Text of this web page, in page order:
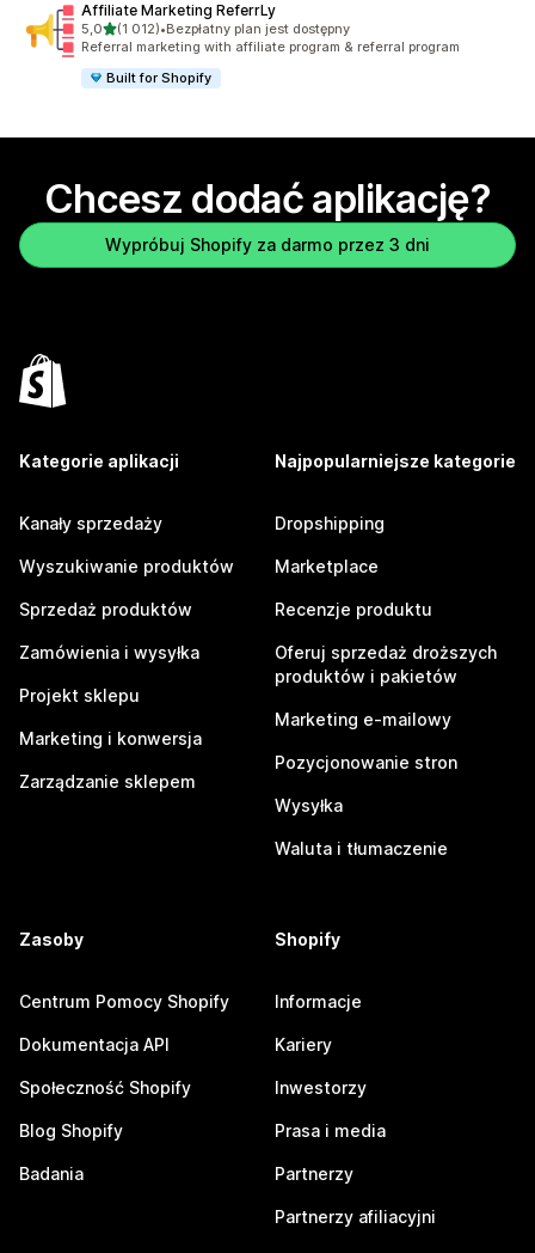
Affiliate Marketing ReferrLy
5,0na 5 gwiazdek
(1 012)
Łączna liczba recenzji: 1012
•Bezpłatny plan jest dostępny
Referral marketing with affiliate program & referral program
Built for Shopify
Chcesz dodać aplikację?
Wypróbuj Shopify za darmo przez 3 dni
Kategorie aplikacji
Kanały sprzedaży
Wyszukiwanie produktów
Sprzedaż produktów
Zamówienia i wysyłka
Projekt sklepu
Marketing i konwersja
Zarządzanie sklepem
Najpopularniejsze kategorie
Dropshipping
Marketplace
Recenzje produktu
Oferuj sprzedaż droższych
produktów i pakietów
Marketing e-mailowy
Pozycjonowanie stron
Wysyłka
Waluta i tłumaczenie
Zasoby
Centrum Pomocy Shopify
Dokumentacja API
Społeczność Shopify
Blog Shopify
Badania
Shopify
Informacje
Kariery
Inwestorzy
Prasa i media
Partnerzy
Partnerzy afiliacyjni